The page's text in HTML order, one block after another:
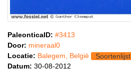
PaleonticaID: #3413
Door: mineraal0
Locatie: Balegem, België
Soortenlijst
Datum: 30-08-2012